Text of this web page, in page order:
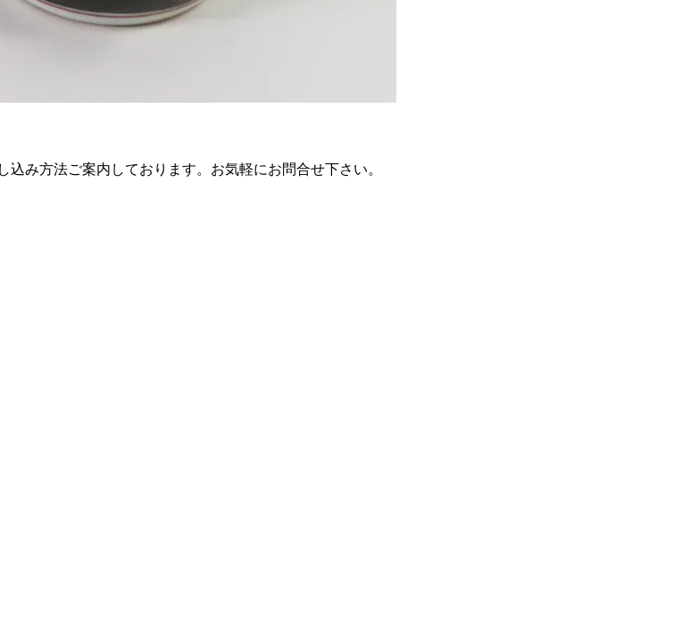
み方法ご案内しております。お気軽にお問合せ下さい。